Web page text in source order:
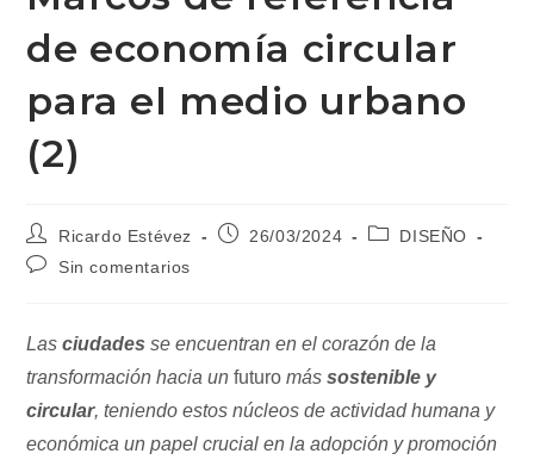
de economía circular
para el medio urbano
(2)
Autor
de
la
Ricardo Estévez
Publicación
26/03/2024
Categoría
DISEÑO
Comentarios
Sin comentarios
Lasciudadesse encuentran en el corazón de la
transformación hacia un futuro mássostenible y
circular, teniendo estos núcleos de actividad humana y
económica un papel crucial en la adopción y promoción